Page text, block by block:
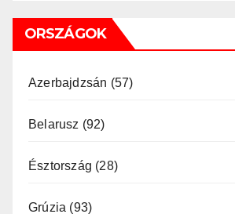
ORSZÁGOK
Azerbajdzsán (57)
Belarusz (92)
Észtország (28)
Grúzia (93)